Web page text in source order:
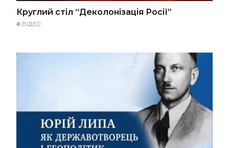
Круглий стіл “Деколонізація Росії”
# ВІДЕО